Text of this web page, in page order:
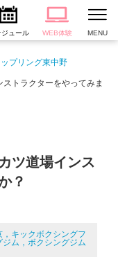
ジュール WEB体験 MENU
プリング東中野
トラクターをやってみま
ツ道場インス
？
キックボクシングフ
ム，ボクシングジム